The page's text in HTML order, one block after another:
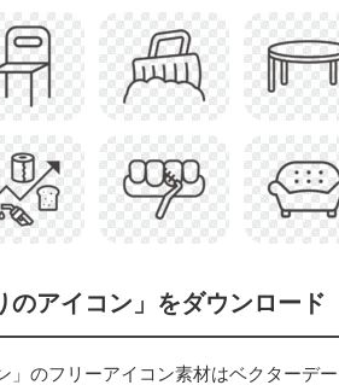
のアイコン」をダウンロード
」のフリーアイコン素材はベクターデー